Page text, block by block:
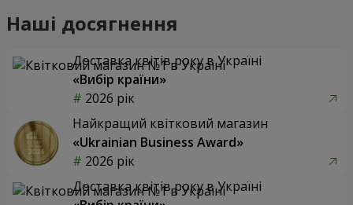
Наші досягнення
Доставка квітів року в Україні
«Вибір країни»
2026 рік
Найкращий квітковий магазин
«Ukrainian Business Award»
2026 рік
Доставка квітів року в Україні